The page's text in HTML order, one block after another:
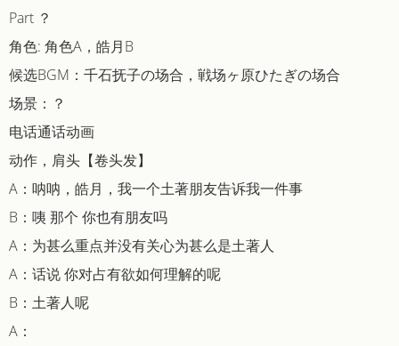
Part ？
角色: 角色A，皓月B
候选BGM：千石抚子の场合，戦场ヶ原ひたぎの场合
场景：？
电话通话动画
动作，肩头【卷头发】
A：呐呐，皓月，我一个土著朋友告诉我一件事
B：咦 那个 你也有朋友吗
A：为甚么重点并没有关心为甚么是土著人
A：话说 你对占有欲如何理解的呢
B：土著人呢
A：